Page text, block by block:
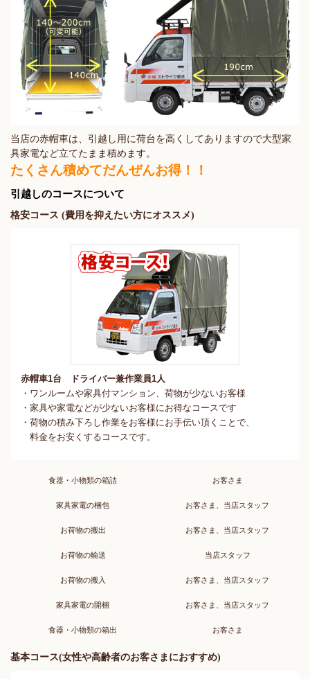
当店の赤帽車は、引越し用に荷台を高くしてありますので大型家
具家電など立てたまま積めます。
たくさん積めてだんぜんお得！！
引越しのコースについて
格安コース (費用を抑えたい方にオススメ)
赤帽車1台 ドライバー兼作業員1人
・ワンルームや家具付マンション、荷物が少ないお客様
・家具や家電などが少ないお客様にお得なコースです
・荷物の積み下ろし作業をお客様にお手伝い頂くことで、
料金をお安くするコースです。
食器・小物類の箱詰 お客さま
家具家電の梱包 お客さま、当店スタッフ
お荷物の搬出 お客さま、当店スタッフ
お荷物の輸送 当店スタッフ
お荷物の搬入 お客さま、当店スタッフ
家具家電の開梱 お客さま、当店スタッフ
食器・小物類の箱出 お客さま
基本コース(女性や高齢者のお客さまにおすすめ)